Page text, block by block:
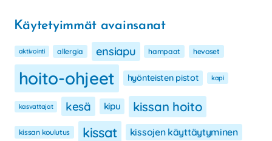
Käytetyimmät avainsanat
aktivointi allergia ensiapu hampaat hevoset
hoito-ohjeet hyönteisten pistot kapi
kasvattajat kesä kipu kissan hoito
kissan koulutus kissat kissojen käyttäytyminen